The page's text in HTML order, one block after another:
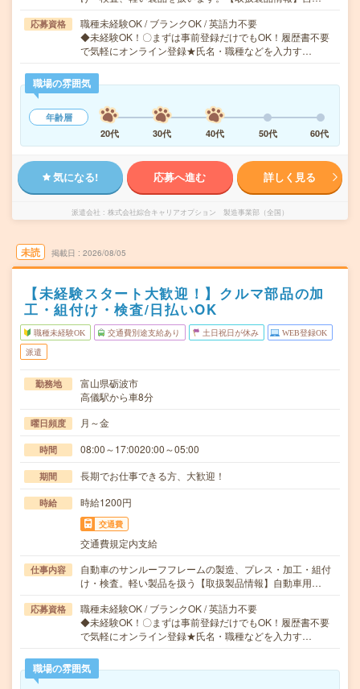
応募資格
職種未経験OK / ブランクOK / 英語力不要
◆未経験OK！〇まずは事前登録だけでもOK！履歴書不要
で気軽にオンライン登録★氏名・職種などを入力す…
職場の雰囲気
年齢層
20代
30代 40代 50代 60代
気になる! 応募へ進む 詳しく見る
派遣会社 株式会社綜合キャリアオプション 製造事業部（全国）
未読 掲載日 2026/08/05
【未経験スタート大歓迎！】クルマ部品の加
工・組付け・検査/日払いOK
職種未経験OK 交通費別途支給あり 土日祝日が休み WEB登録OK
派遣
勤務地
富山県砺波市
高儀駅から車8分
曜日頻度 月～金
時間 08:00～17:0020:00～05:00
期間 長期でお仕事できる方、大歓迎！
時給 時給1200円
交通費
交通費規定内支給
仕事内容
自動車のサンルーフフレームの製造、プレス・加工・組付
け・検査。軽い製品を扱う【取扱製品情報】自動車用…
応募資格
職種未経験OK / ブランクOK / 英語力不要
◆未経験OK！〇まずは事前登録だけでもOK！履歴書不要
で気軽にオンライン登録★氏名・職種などを入力す…
職場の雰囲気